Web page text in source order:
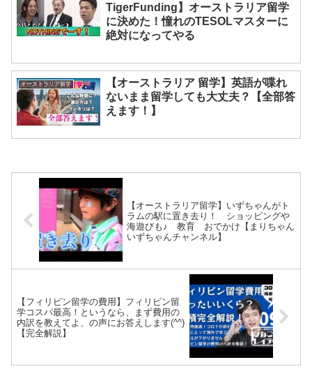
TigerFunding】オーストラリア留学
に決めた！憧れのTESOLマスターに
絶対になってやる
オーストラリア留学
【オーストラリア 留学】英語が喋れ
ないまま留学しても大丈夫？【全部答
えます！】
【オーストラリア留学】いずちゃんがト
ラムの駅に置き去り！ ショッピングや
海遊びも♪ 教育 おでかけ【まりちゃん
いずちゃんチャンネル】
【フィリピン留学の費用】フィリピン留
学コスパ最高！というなら、まず費用の
内訳を教えてよ、の声にお答えします(^^)
【完全解説】